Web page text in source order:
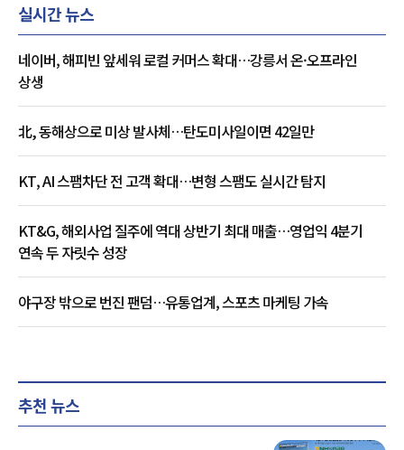
실시간 뉴스
네이버, 해피빈 앞세워 로컬 커머스 확대…강릉서 온·오프라인
상생
北, 동해상으로 미상 발사체…탄도미사일이면 42일만
KT, AI 스팸차단 전 고객 확대…변형 스팸도 실시간 탐지
KT&G, 해외사업 질주에 역대 상반기 최대 매출…영업익 4분기
연속 두 자릿수 성장
야구장 밖으로 번진 팬덤…유통업계, 스포츠 마케팅 가속
추천 뉴스